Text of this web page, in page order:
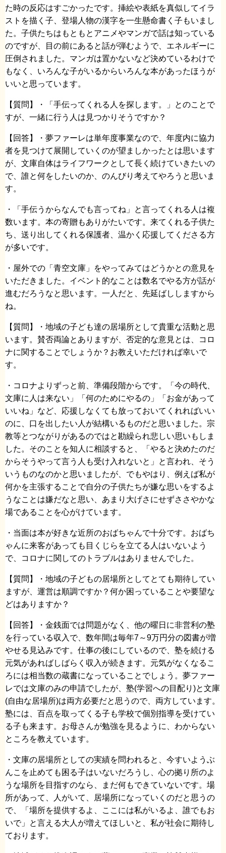
た時の反応はすごかったです。挿絵や表紙を真似してイラ
ストを描く子、登場人物の漢字を一生懸命書く子もいまし
た。子供たちはもともとアニメやマンガで話は知っている
のですが、目の前にあると話が弾むようで、エネルギーに
圧倒されました。マンガは置かないなど決めているわけで
もなく、いろんな子がいるからいろんな本があったほうが
いいと思っています。
【質問】・「手伝ってくれる人を探します。」とのことで
すが、一緒に行う人は見つかりそうですか？
【回答】・夢ファーレは単年度事業なので、年度内に協力
者を見つけて展開していくのが望ましかったとは思います
が、文庫自体はライフワークとして長く続けていきたいの
で、誰と何をしたいのか、のんびり考えてやろうと思いま
す。
・「手伝うからなんでも言ってね」と言ってくれる人は複
数います。本の寄贈もありがたいです。来てくれる子供た
ち、送り出してくれる保護者、温かく応援してくださる方
が多いです。
・屋外での「青空文庫」をやってみてはどうかとの意見を
いただきました。イベント的なことは数名でやる方が話が
進むだろうなと思います。一人だと、先延ばししますから
ね。
【質問】・地域の子ども達の居場所として貴重な活動と思
います。賛否両論とありますが、否定的な意見とは、コロ
ナに関することでしょうか？お教えいただければ幸いで
す。
・コロナよりずっと前、準備段階からです。「今の時代、
文庫に人は来ない」「何のためにやるの」「お金があって
いいね」など、応援しなくても放っておいてくれればいい
のに、口を出したい人が結構いるものだと思いました。宗
教等とつながりがあるのではと勘繰られ悲しい思いもしま
した。そのことを知人に相談すると、「やると決めたのだ
からそうやって言う人も受け入れないと」と言われ、そう
いうものなのかと思いましたが、でもやはり、例えば私が
何かを主張することで自分の子供たちが嫌な思いをするよ
うなことは嫌だなと思い、あまり大げさにせずささやかな
場であることを心がけています。
・当面は本が好きな近所のおばちゃんで十分です。おばち
ゃんに来客があっても目くじらを立てる人はいないよう
で、コロナに関してのトラブルはありませんでした。
【質問】・地域の子どもの居場所としてとても期待してい
ますが、運営は順調ですか？何か困っていることや要望な
どはありますか？
【回答】・金銭面では問題がなく、他の曜日に非営利の塾
を行っている収入で、数年間は毎年7～9万円分の図書が増
やせる見込みです。仕事の後にしているので、塾を続ける
元気があればしばらく収入が続きます。元気がなくなるこ
ろには相当数の蔵書になっていることでしょう。夢ファー
レでは文庫のみの申請でしたが、塾(学習への目配り)と文庫
(自由な居場所)は両方必要だと思うので、両方しています。
塾には、百点を取ってくる子も学校で個別指導を受けてい
る子も来ます。お母さんが勉強を見るように、わからない
ところを教えています。
・文庫の居場所としての実績を問われると、今すいようぶ
んこを止めても困る子はいないだろうし、心の拠り所のよ
うな場所を目指すのなら、まだ何もできていないです。場
所があって、人がいて、居場所になっていくのだと思うの
で、「場所を提供するよ、ここには私がいるよ、誰でもお
いで」と言える大人が増えてほしいと、私が社会に期待し
ております。